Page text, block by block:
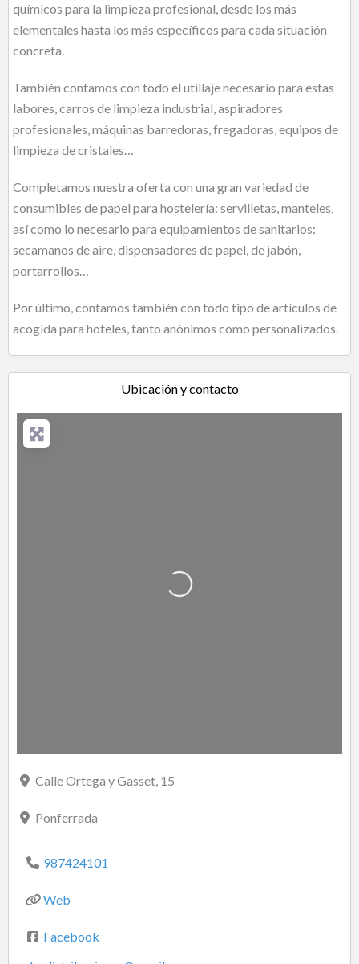
químicos para la limpieza profesional, desde los más
elementales hasta los más específicos para cada situación
concreta.
También contamos con todo el utillaje necesario para estas
labores, carros de limpieza industrial, aspiradores
profesionales, máquinas barredoras, fregadoras, equipos de
limpieza de cristales…
Completamos nuestra oferta con una gran variedad de
consumibles de papel para hostelería: servilletas, manteles,
así como lo necesario para equipamientos de sanitarios:
secamanos de aire, dispensadores de papel, de jabón,
portarrollos…
Por último, contamos también con todo tipo de artículos de
acogida para hoteles, tanto anónimos como personalizados.
Ubicación y contacto
Cargando…
Calle Ortega y Gasset, 15
Ponferrada
987424101
Web
Facebook